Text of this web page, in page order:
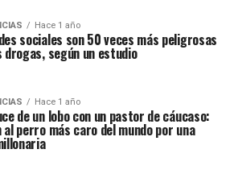
Hace 1 año
sociales son 50 veces más peligrosas
drogas, según un estudio
Hace 1 año
de un lobo con un pastor de cáucaso:
al perro más caro del mundo por una